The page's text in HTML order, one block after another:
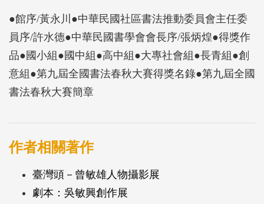
●館序/黃永川●中華民國社區書法推動委員會主任委
員序/許水德●中華民國書學會會長序/張炳煌●得獎作
品●國小組●國中組●高中組●大專社會組●長青組●創
意組●第九屆全國書法春秋大賽得獎名錄●第九屆全國
書法春秋大賽簡章
作者相關著作
臺灣頭－曾敏雄人物攝影展
劇本：吳敏興創作展